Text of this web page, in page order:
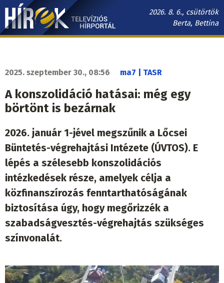
Ugrás
tartalomra
2026. 8. 6., csütörtök
Berta, Bettina
Hírek.sk
2025. szeptember 30., 08:56 ma7 | TASR
A konszolidáció hatásai: még egy
börtönt is bezárnak
2026. január 1-jével megszűnik a Lőcsei
Büntetés-végrehajtási Intézete (ÚVTOS). E
lépés a szélesebb konszolidációs
intézkedések része, amelyek célja a
közfinanszírozás fenntarthatóságának
biztosítása úgy, hogy megőrizzék a
szabadságvesztés-végrehajtás szükséges
színvonalát.